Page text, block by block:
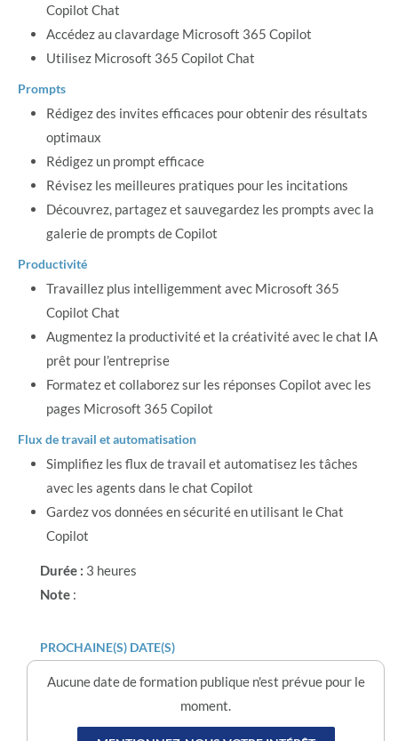
Copilot Chat
Accédez au clavardage Microsoft 365 Copilot
Utilisez Microsoft 365 Copilot Chat
Prompts
Rédigez des invites efficaces pour obtenir des résultats
optimaux
Rédigez un prompt efficace
Révisez les meilleures pratiques pour les incitations
Découvrez, partagez et sauvegardez les prompts avec la
galerie de prompts de Copilot
Productivité
Travaillez plus intelligemment avec Microsoft 365
Copilot Chat
Augmentez la productivité et la créativité avec le chat IA
prêt pour l’entreprise
Formatez et collaborez sur les réponses Copilot avec les
pages Microsoft 365 Copilot
Flux de travail et automatisation
Simplifiez les flux de travail et automatisez les tâches
avec les agents dans le chat Copilot
Gardez vos données en sécurité en utilisant le Chat
Copilot
Durée : 3 heures
Note :
PROCHAINE(S) DATE(S)
Aucune date de formation publique n'est prévue pour le
moment.